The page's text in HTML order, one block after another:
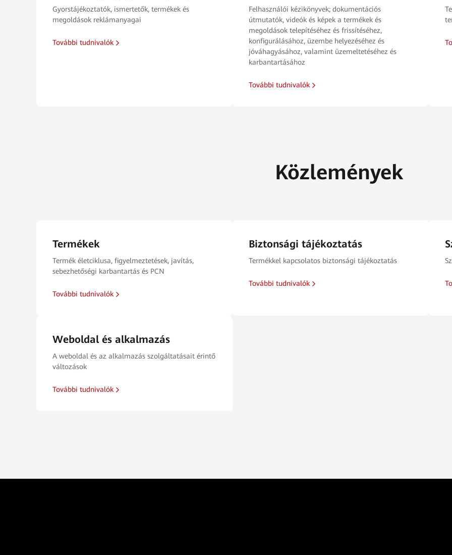
Gyorstájékoztatók, ismertetők, termékek és
megoldások reklámanyagai
További tudnivalók
Felhasználói kézikönyvek; dokumentációs
útmutatók, videók és képek a termékek és
megoldások telepítéséhez és frissítéséhez,
konfigurálásához, üzembe helyezéséhez és
jóváhagyásához, valamint üzemeltetéséhez és
karbantartásához
További tudnivalók
Közlemények
Termékek
Termék életciklusa, figyelmeztetések, javítás,
sebezhetőségi karbantartás és PCN
További tudnivalók
Biztonsági tájékoztatás
Termékkel kapcsolatos biztonsági tájékoztatás
További tudnivalók
Weboldal és alkalmazás
A weboldal és az alkalmazás szolgáltatásait érintő
változások
További tudnivalók